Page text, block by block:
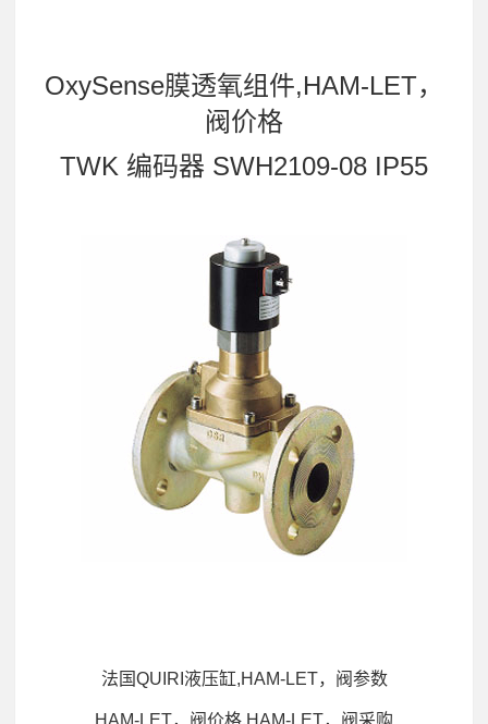
OxySense膜透氧组件,HAM-LET，
阀价格
TWK 编码器 SWH2109-08 IP55
法国QUIRI液压缸,HAM-LET，阀参数
HAM-LET，阀价格,HAM-LET，阀采购